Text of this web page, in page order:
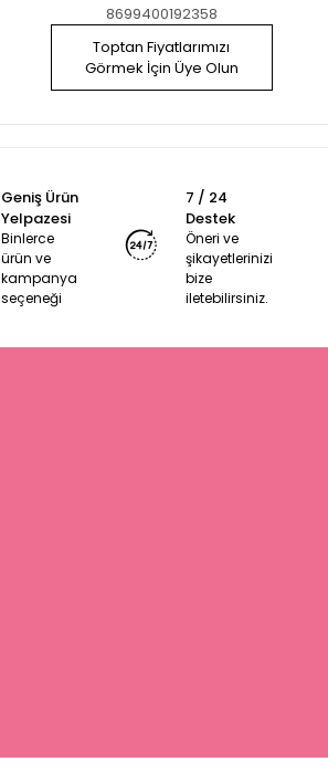
8699400192358
Toptan Fiyatlarımızı
Görmek İçin Üye Olun
Geniş Ürün
Yelpazesi
Binlerce
ürün ve
kampanya
seçeneği
7 / 24
Destek
Öneri ve
şikayetlerinizi
bize
iletebilirsiniz.